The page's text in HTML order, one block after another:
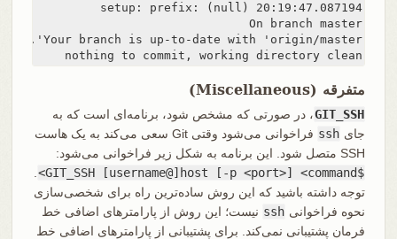
On branch master
nothing to commit, working directory clean
متفرقه (Miscellaneous)
GIT_SSH، در صورتی که مشخص شود، برنامه‌ای است که به
جای ssh
فراخوانی می‌شود وقتی Git سعی می‌کند به یک هاست
SSH متصل شود. این برنامه به شکل زیر فراخوانی می‌شود:
$GIT_SSH [username@]host [-p <port>] <command>
توجه داشته باشید که این روش ساده‌ترین راه برای شخصی‌سازی
نحوه فراخوانی ssh نیست؛ این روش از پارامترهای اضافی خط
فرمان پشتیبانی نمی‌کند. برای پشتیبانی از پارامترهای اضافی خط